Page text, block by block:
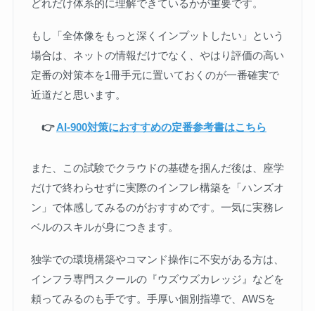
どれだけ体系的に理解できているかが重要です。
もし「全体像をもっと深くインプットしたい」という
場合は、ネットの情報だけでなく、やはり評価の高い
定番の対策本を1冊手元に置いておくのが一番確実で
近道だと思います。
👉AI-900対策におすすめの定番参考書はこちら
また、この試験でクラウドの基礎を掴んだ後は、座学
だけで終わらせずに実際のインフレ構築を「ハンズオ
ン」で体感してみるのがおすすめです。一気に実務レ
ベルのスキルが身につきます。
独学での環境構築やコマンド操作に不安がある方は、
インフラ専門スクールの『ウズウズカレッジ』などを
頼ってみるのも手です。手厚い個別指導で、AWSを